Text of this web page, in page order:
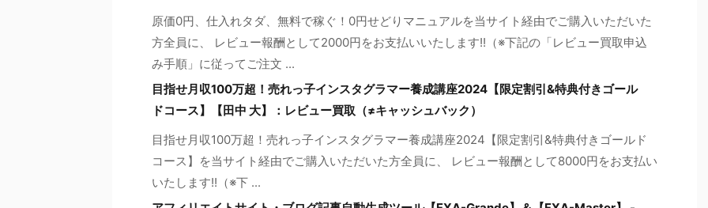
原価0円、仕入れタダ、無料で稼ぐ！0円せどりマニュアルを当サイト経由でご購入いただいた
方全員に、 レビュー報酬として2000円をお支払いいたします!!（※下記の「レビュー買取申込
み手順」に従ってご注文 ...
目指せ月収100万超！売れっ子インスタグラマー養成講座2024【限定割引&特典付きゴール
ドコース】【田中 大】：レビュー買取（≠キャッシュバック）
目指せ月収100万超！売れっ子インスタグラマー養成講座2024【限定割引&特典付きゴールド
コース】を当サイト経由でご購入いただいた方全員に、 レビュー報酬として8000円をお支払い
いたします!!（※下 ...